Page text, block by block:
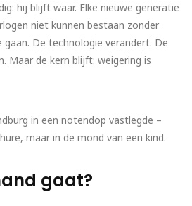
hij blijft waar. Elke nieuwe generatie
niet kunnen bestaan zonder
De technologie verandert. De
Maar de kern blijft: weigering is
in een notendop vastlegde –
maar in de mond van een kind.
gaat?